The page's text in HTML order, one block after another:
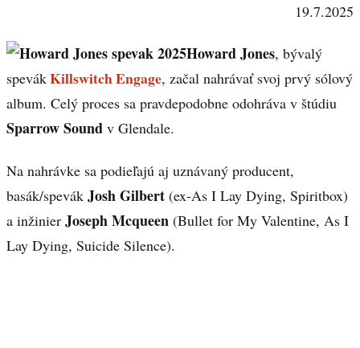
19.7.2025
Howard Jones, bývalý
spevákKillswitch Engage, začal nahrávať svoj prvý sólový
album. Celý proces sa pravdepodobne odohráva v štúdiu
Sparrow Sound v Glendale.
Na nahrávke sa podieľajú aj uznávaný producent,
basák/spevák Josh Gilbert (ex-As I Lay Dying, Spiritbox)
a inžinier Joseph Mcqueen (Bullet for My Valentine, As I
Lay Dying, Suicide Silence).